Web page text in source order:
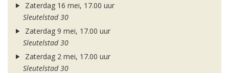
Zaterdag 16 mei, 17.00 uur
Sleutelstad 30
Zaterdag 9 mei, 17.00 uur
Sleutelstad 30
Zaterdag 2 mei, 17.00 uur
Sleutelstad 30